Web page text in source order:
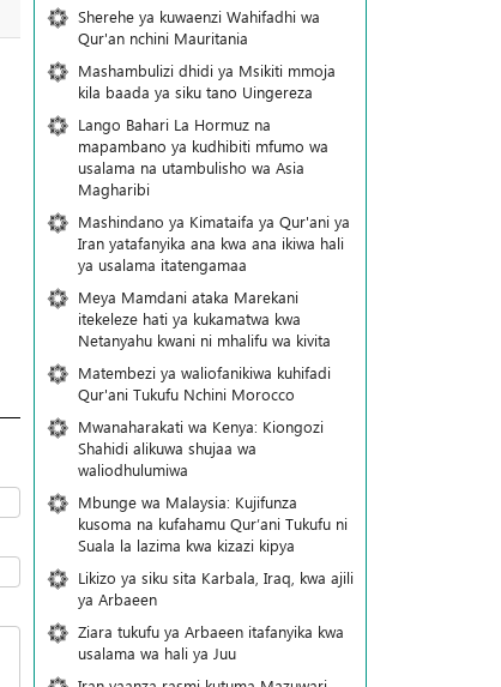
Sherehe ya kuwaenzi Wahifadhi wa
Qur'an nchini Mauritania
Mashambulizi dhidi ya Msikiti mmoja
kila baada ya siku tano Uingereza
Lango Bahari La Hormuz na
mapambano ya kudhibiti mfumo wa
usalama na utambulisho wa Asia
Magharibi
Mashindano ya Kimataifa ya Qur'ani ya
Iran yatafanyika ana kwa ana ikiwa hali
ya usalama itatengamaa
Meya Mamdani ataka Marekani
itekeleze hati ya kukamatwa kwa
Netanyahu kwani ni mhalifu wa kivita
Matembezi ya waliofanikiwa kuhifadi
Qur'ani Tukufu Nchini Morocco
Mwanaharakati wa Kenya: Kiongozi
Shahidi alikuwa shujaa wa
waliodhulumiwa
Mbunge wa Malaysia: Kujifunza
kusoma na kufahamu Qur’ani Tukufu ni
Suala la lazima kwa kizazi kipya
Likizo ya siku sita Karbala, Iraq, kwa ajili
ya Arbaeen
Ziara tukufu ya Arbaeen itafanyika kwa
usalama wa hali ya Juu